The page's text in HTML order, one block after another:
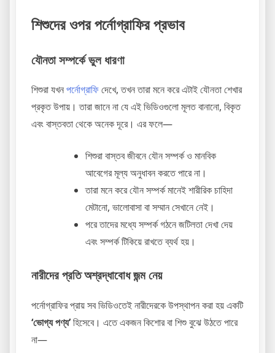
শিশুদের ওপর পর্নোগ্রাফির প্রভাব
যৌনতা সম্পর্কে ভুল ধারণা
শিশুরা যখনপর্নোগ্রাফিদেখে, তখন তারা মনে করে এটাই যৌনতা শেখার
প্রকৃত উপায়। তারা জানে না যে এই ভিডিওগুলো মূলত বানানো, বিকৃত
এবং বাস্তবতা থেকে অনেক দূরে। এর ফলে—
শিশুরা বাস্তব জীবনে যৌন সম্পর্ক ও মানবিক
আবেগের মূল্য অনুধাবন করতে পারে না।
তারা মনে করে যৌন সম্পর্ক মানেই শারীরিক চাহিদা
মেটানো, ভালোবাসা বা সম্মান সেখানে নেই।
পরে তাদের মধ্যে সম্পর্ক গঠনে জটিলতা দেখা দেয়
এবং সম্পর্ক টিকিয়ে রাখতে ব্যর্থ হয়।
নারীদের প্রতি অশ্রদ্ধাবোধ জন্ম নেয়
পর্নোগ্রাফির প্রায় সব ভিডিওতেই নারীদেরকে উপস্থাপন করা হয় একটি
‘ভোগ্য পণ্য’হিসেবে। এতে একজন কিশোর বা শিশু বুঝে উঠতে পারে
না—